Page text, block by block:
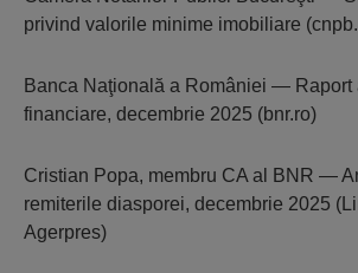
privind valorile minime imobiliare
Banca Naţională a României — Raport
financiare, decembrie 2025 (bnr.ro)
Cristian Popa, membru CA al BNR —
remiterile diasporei, decembrie 2025
Agerpres)